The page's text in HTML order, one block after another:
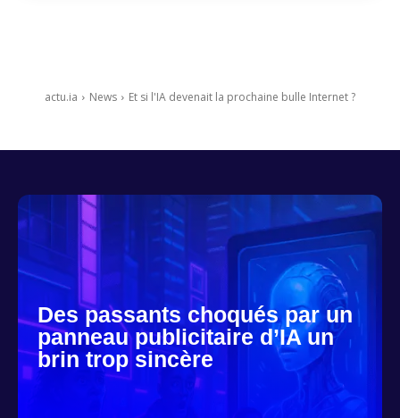
actu.ia News Et si l'IA devenait la prochaine bulle Internet ?
Des passants choqués par un
panneau publicitaire d’IA un
brin trop sincère